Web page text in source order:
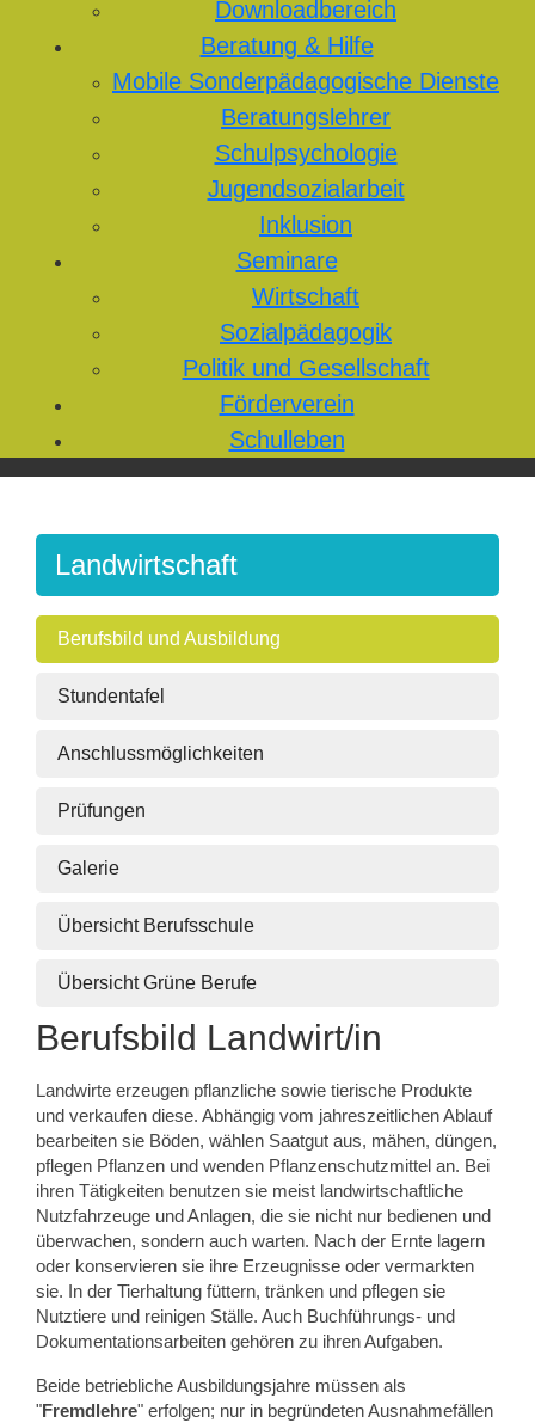
Downloadbereich
Beratung & Hilfe
Mobile Sonderpädagogische Dienste
Beratungslehrer
Schulpsychologie
Jugendsozialarbeit
Inklusion
Seminare
Wirtschaft
Sozialpädagogik
Politik und Gesellschaft
Förderverein
Schulleben
Landwirtschaft
Berufsbild und Ausbildung
Stundentafel
Anschlussmöglichkeiten
Prüfungen
Galerie
Übersicht Berufsschule
Übersicht Grüne Berufe
Berufsbild Landwirt/in
Landwirte erzeugen pflanzliche sowie tierische Produkte
und verkaufen diese. Abhängig vom jahreszeitlichen Ablauf
bearbeiten sie Böden, wählen Saatgut aus, mähen, düngen,
pflegen Pflanzen und wenden Pflanzenschutzmittel an. Bei
ihren Tätigkeiten benutzen sie meist landwirtschaftliche
Nutzfahrzeuge und Anlagen, die sie nicht nur bedienen und
überwachen, sondern auch warten. Nach der Ernte lagern
oder konservieren sie ihre Erzeugnisse oder vermarkten
sie. In der Tierhaltung füttern, tränken und pflegen sie
Nutztiere und reinigen Ställe. Auch Buchführungs- und
Dokumentationsarbeiten gehören zu ihren Aufgaben.
Beide betriebliche Ausbildungsjahre müssen als
"Fremdlehre" erfolgen; nur in begründeten Ausnahmefällen